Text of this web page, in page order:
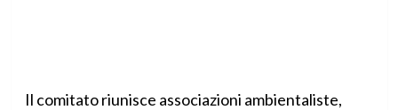
Il comitato riunisce associazioni ambientaliste,